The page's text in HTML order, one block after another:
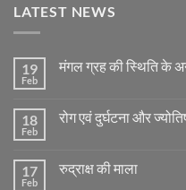
LATEST NEWS
19
Feb
मंगल ग्रह की स्थिति के
मंगल
के
अनुसार
18
Feb
रोग एवं दुर्घटना और
रोग
17
Feb
रुद्राक्ष की माला